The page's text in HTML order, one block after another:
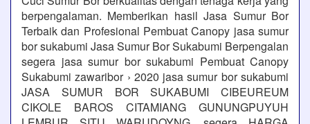
berpengalaman. Memberikan hasil Jasa Sumur Bor
Terbaik dan Profesional Pembuat Canopy jasa sumur
bor sukabumi Jasa Sumur Bor Sukabumi Berpengalan
segera jasa sumur bor sukabumi Pembuat Canopy
Sukabumi zawaribor › 2020 jasa sumur bor sukabumi
JASA SUMUR BOR SUKABUMI CIBEUREUM
CIKOLE BAROS CITAMIANG GUNUNGPUYUH